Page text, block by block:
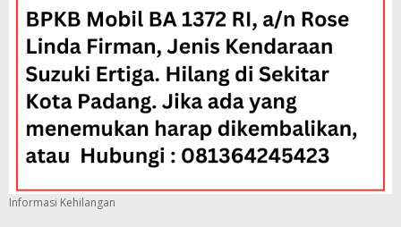
Informasi Kehilangan